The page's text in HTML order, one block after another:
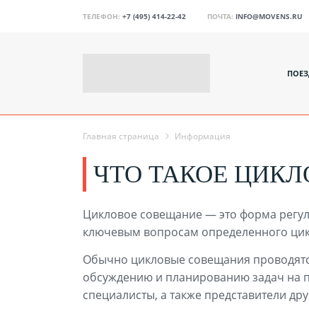
ТЕЛЕФОН: +7 (495) 414-22-42 ПОЧТА: INFO@MOVENS.RU
Главная страница Информация
ЧТО ТАКОЕ
Цикловое совещание — это форма
ключевым вопросам определенного
Обычно цикловые совещания
обсуждению и планированию задач на
специалисты, а также представители